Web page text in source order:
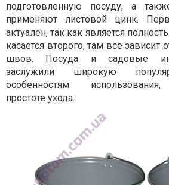
подготовленную посуду, а
применяют листовой цинк.
актуален, так как является
касается второго, там все зависит
швов. Посуда и садовые
заслужили широкую
особенностям использования,
простоте ухода.